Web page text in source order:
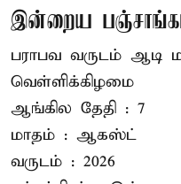
இன்றைய
பராபவ வருடம் ஆடி
வெள்ளிக்கிழமை
ஆங்கில தேதி : 7
மாதம் : ஆகஸ்ட்
வருடம் : 2026